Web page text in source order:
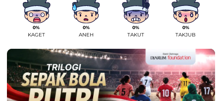
0%
KAGET
0%
ANEH
0%
TAKUT
0%
TAKJUB